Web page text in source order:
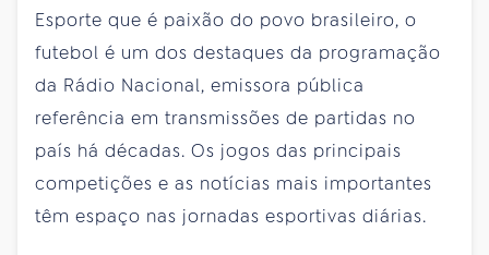
Esporte que é paixão do povo brasileiro, o
futebol é um dos destaques da programação
da Rádio Nacional, emissora pública
referência em transmissões de partidas no
país há décadas. Os jogos das principais
competições e as notícias mais importantes
têm espaço nas jornadas esportivas diárias.